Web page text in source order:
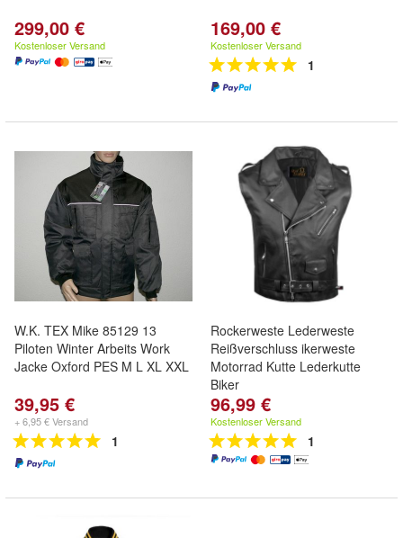
299,00 €
Kostenloser Versand
169,00 €
Kostenloser Versand
1
W.K. TEX Mike 85129 13
Piloten Winter Arbeits Work
Jacke Oxford PES M L XL XXL
39,95 €
+ 6,95 € Versand
1
Rockerweste Lederweste
Reißverschluss ikerweste
Motorrad Kutte Lederkutte
Biker
96,99 €
Kostenloser Versand
1